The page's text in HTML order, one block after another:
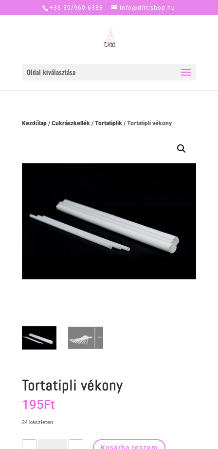
+36 30/960 6388 info@dittishop.hu
Oldal kiválasztása
Kezdőlap/ Cukrászkellék/ Tortatiplik/ Tortatipli vékony
Tortatipli vékony
195Ft
24 készleten